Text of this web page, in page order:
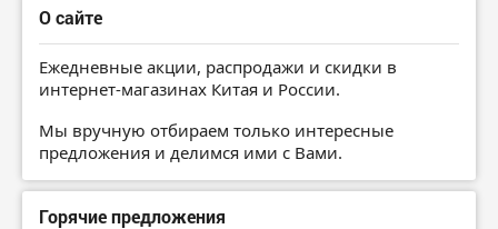
О сайте
Ежедневные акции, распродажи и скидки в
интернет-магазинах Китая и России.
Мы вручную отбираем только интересные
предложения и делимся ими с Вами.
Горячие предложения